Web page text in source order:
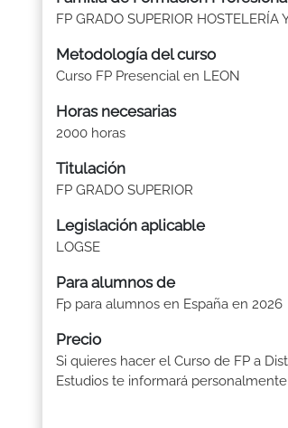
FP GRADO SUPERIOR HOSTELERÍA
Metodología del curso
Curso FP Presencial en LEON
Horas necesarias
2000 horas
Titulación
FP GRADO SUPERIOR
Legislación aplicable
LOGSE
Para alumnos de
Fp para alumnos en España en 2026
Precio
Si quieres hacer el Curso de FP a
Estudios te informará